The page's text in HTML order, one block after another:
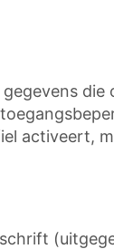
die
activeert,